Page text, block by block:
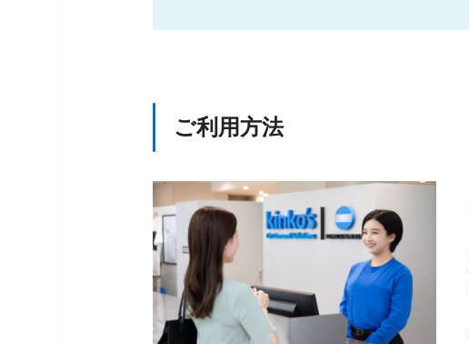
ご利用方法